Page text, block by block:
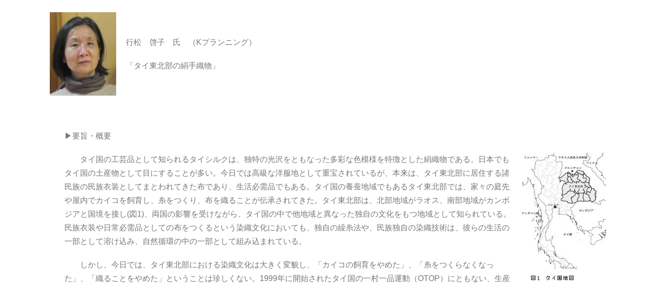
行松 啓子 氏 （Kプランニング）
「タイ東北部の絹手織物」
▶要旨・概要
タイ国の工芸品として知られるタイシルクは、独特の光沢をともなった多彩な色模様を特徴とした絹織物である。日本でも
タイ国の土産物として目にすることが多い。今日では高級な洋服地として重宝されているが、本来は、タイ東北部に居住する諸
民族の民族衣装としてまとわれてきた布であり、生活必需品でもある。タイ国の養蚕地域でもあるタイ東北部では、家々の庭先
や屋内でカイコを飼育し、糸をつくり、布を織ることが伝承されてきた。タイ東北部は、北部地域がラオス、南部地域がカンボ
ジアと国境を接し(図1)、両国の影響を受けながら、タイ国の中で他地域と異なった独自の文化をもつ地域として知られている。
民族衣装や日常必需品としての布をつくるという染織文化においても、独自の繰糸法や、民族独自の染織技術は、彼らの生活の
一部として溶け込み、自然循環の中の一部として組み込まれている。
しかし、今日では、タイ東北部における染織文化は大きく変貌し、「カイコの飼育をやめた」、「糸をつくらなくなっ
た」、「織ることをやめた」ということは珍しくない。1999年に開始されたタイ国の一村一品運動（OTOP）にともない、生産